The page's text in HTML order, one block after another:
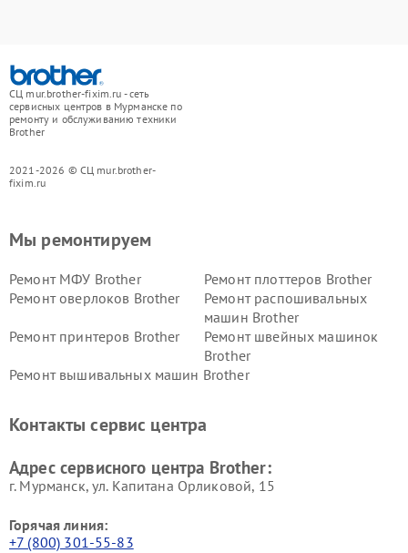
СЦ mur.brother-fixim.ru - сеть
сервисных центров в Мурманске по
ремонту и обслуживанию техники
Brother
2021-2026 © СЦ mur.brother-
fixim.ru
Мы ремонтируем
Ремонт МФУ Brother
Ремонт плоттеров Brother
Ремонт оверлоков Brother
Ремонт распошивальных
машин Brother
Ремонт принтеров Brother
Ремонт швейных машинок
Brother
Ремонт вышивальных машин Brother
Контакты сервис центра
Адрес сервисного центра Brother:
г. Мурманск, ул. Капитана Орликовой, 15
Горячая линия:
+7 (800) 301-55-83